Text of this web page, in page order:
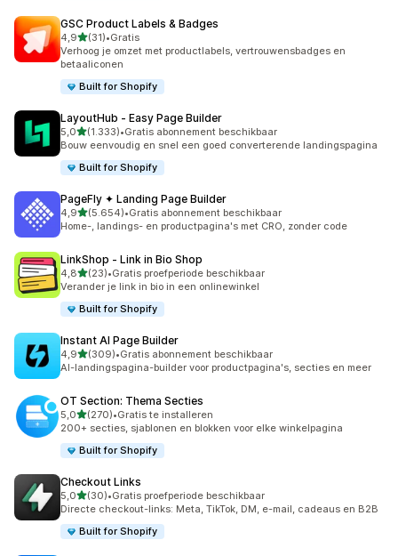
GSC Product Labels & Badges
4,9van 5 sterren
(31)
31 recensies in totaal
•Gratis
Verhoog je omzet met productlabels, vertrouwensbadges en
betaaliconen
Built for Shopify
LayoutHub ‑ Easy Page Builder
5,0van 5 sterren
(1.333)
1333 recensies in totaal
•Gratis abonnement beschikbaar
Bouw eenvoudig en snel een goed converterende landingspagina
Built for Shopify
PageFly ✦ Landing Page Builder
4,9van 5 sterren
(5.654)
5654 recensies in totaal
•Gratis abonnement beschikbaar
Home-, landings- en productpagina's met CRO, zonder code
LinkShop ‑ Link in Bio Shop
4,8van 5 sterren
(23)
23 recensies in totaal
•Gratis proefperiode beschikbaar
Verander je link in bio in een onlinewinkel
Built for Shopify
Instant AI Page Builder
4,9van 5 sterren
(309)
309 recensies in totaal
•Gratis abonnement beschikbaar
AI-landingspagina-builder voor productpagina's, secties en meer
OT Section: Thema Secties
5,0van 5 sterren
(270)
270 recensies in totaal
•Gratis te installeren
200+ secties, sjablonen en blokken voor elke winkelpagina
Built for Shopify
Checkout Links
5,0van 5 sterren
(30)
30 recensies in totaal
•Gratis proefperiode beschikbaar
Directe checkout-links: Meta, TikTok, DM, e-mail, cadeaus en B2B
Built for Shopify